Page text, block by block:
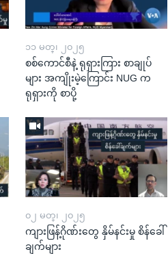
၁၁ မတ္၊ ၂၀၂၅
စစ်ကောင်စီနဲ့ ရုရှားကြား စာချုပ်
များ အကျိုးမဲ့ကြောင်း NUG က
ရုရှားကို စာပို့
၀၂ မတ္၊ ၂၀၂၅
ကျားဖြန့်ဂိုဏ်းတွေ နှိမ်နင်းမှု စိန်ခေါ်
ချက်များ